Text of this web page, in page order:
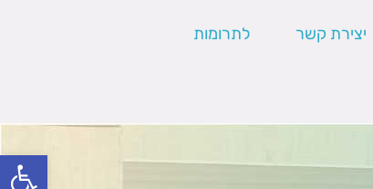
פתח
יצירת קשר לתרומות